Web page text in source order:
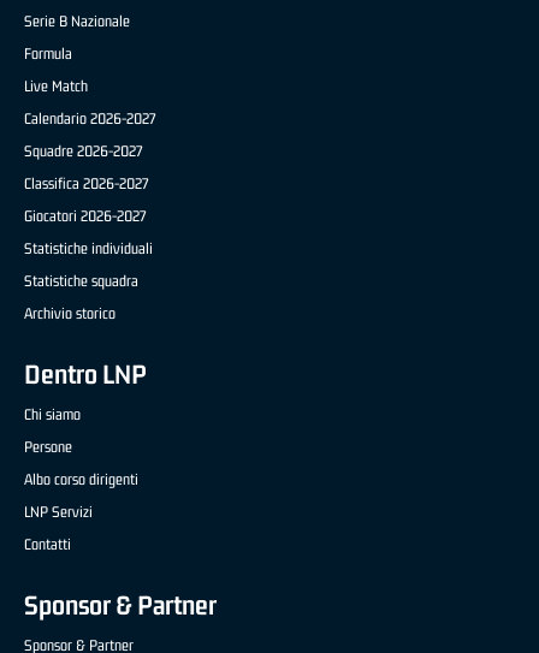
Serie B Nazionale
Formula
Live Match
Calendario 2026-2027
Squadre 2026-2027
Classifica 2026-2027
Giocatori 2026-2027
Statistiche individuali
Statistiche squadra
Archivio storico
Dentro LNP
Chi siamo
Persone
Albo corso dirigenti
LNP Servizi
Contatti
Sponsor & Partner
Sponsor & Partner